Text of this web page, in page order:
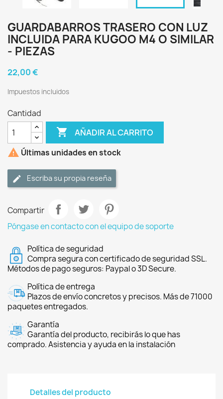
GUARDABARROS TRASERO CON LUZ
INCLUIDA PARA KUGOO M4 O SIMILAR
- PIEZAS
22,00 €
Impuestos incluidos
Cantidad
 AÑADIR AL CARRITO
 Últimas unidades en stock
Escriba su propia reseña
Compartir
Póngase en contacto con el equipo de soporte
Política de seguridad
Compra segura con certificado de seguridad SSL.
Métodos de pago seguros: Paypal o 3D Secure.
Política de entrega
Plazos de envío concretos y precisos. Más de 71000
paquetes entregados.
Garantía
Garantía del producto, recibirás lo que has
comprado. Asistencia y ayuda en la instalación
Detalles del producto